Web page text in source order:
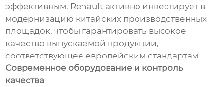
эффективным. Renault активно инвестирует в
модернизацию китайских производственных
площадок, чтобы гарантировать высокое
качество выпускаемой продукции,
соответствующее европейским стандартам.
Современное оборудование и контроль
качества